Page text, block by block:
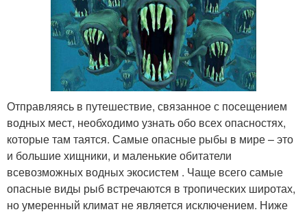
Отправляясь в путешествие, связанное с посещением
водных мест, необходимо узнать обо всех опасностях,
которые там таятся. Самые опасные рыбы в мире – это
и большие хищники, и маленькие обитатели
всевозможных водных экосистем . Чаще всего самые
опасные виды рыб встречаются в тропических широтах,
но умеренный климат не является исключением. Ниже